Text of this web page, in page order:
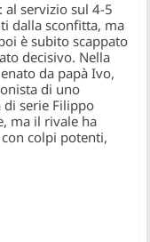
al servizio sul 4-5
dalla sconfitta, ma
è subito scappato
decisivo. Nella
da papà Ivo,
di uno
serie Filippo
ma il rivale ha
colpi potenti,